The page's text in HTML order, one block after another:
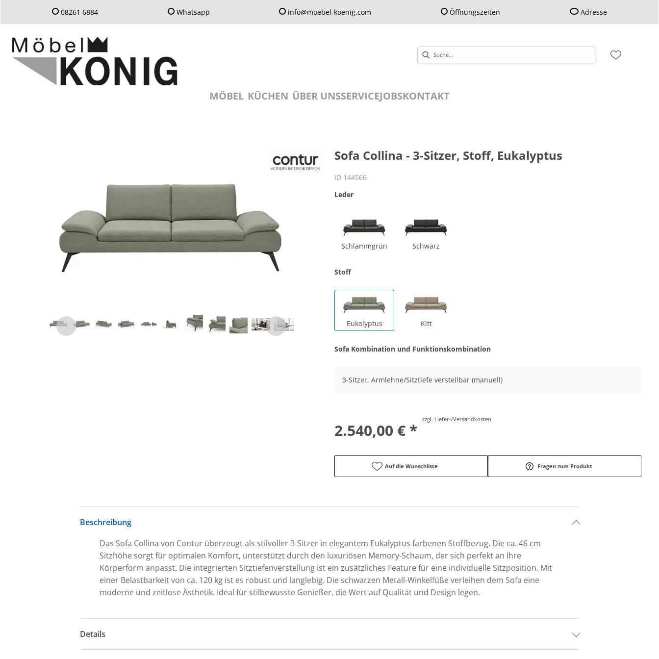
08261 6884 Whatsapp info@moebel-koenig.com Öffnungszeiten Adresse
MÖBEL KÜCHEN ÜBER UNSSERVICEJOBSKONTAKT
Sofa Collina - 3-Sitzer, Stoff, Eukalyptus
ID 144566
Leder
Schlammgrün Schwarz
Stoff
Eukalyptus Kitt
Sofa Kombination und Funktionskombination
3-Sitzer, Armlehne/Sitztiefe verstellbar (manuell)
2.540,00 € *
zzgl. Liefer-/Versandkosten
Auf die Wunschliste Fragen zum Produkt
Beschreibung
Das Sofa Collina von Contur überzeugt als stilvoller 3-Sitzer in elegantem Eukalyptus farbenen Stoffbezug. Die ca. 46 cm
Sitzhöhe sorgt für optimalen Komfort, unterstützt durch den luxuriösen Memory-Schaum, der sich perfekt an Ihre
Körperform anpasst. Die integrierten Sitztiefenverstellung ist ein zusätzliches Feature für eine individuelle Sitzposition. Mit
einer Belastbarkeit von ca. 120 kg ist es robust und langlebig. Die schwarzen Metall-Winkelfüße verleihen dem Sofa eine
moderne und zeitlose Ästhetik. Ideal für stilbewusste Genießer, die Wert auf Qualität und Design legen.
Details